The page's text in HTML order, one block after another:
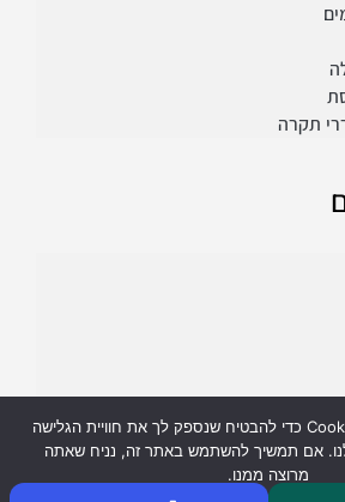
תקרה
אנו משתמשים בקובצי Cookie כדי להבטיח שנספק לך את חוויית הגלישה
אם תמשיך להשתמש באתר זה, נניח שאתה
מרוצה ממנו.